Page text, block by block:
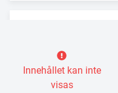
Innehållet kan inte
visas